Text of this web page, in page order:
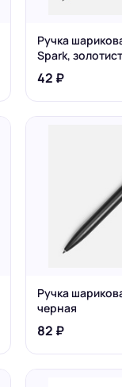
Ручка
Spark,
42 ₽
Ручка
черная
82 ₽